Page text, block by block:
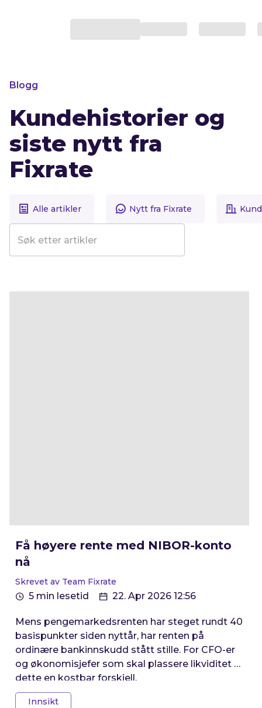
Blogg
Kundehistorier og
siste nytt fra
Fixrate
Alle artikler Nytt fra Fixrate
Få høyere rente med NIBOR-konto
nå
Skrevet av Team Fixrate
5 min lesetid 22. Apr 2026 12:56
Mens pengemarkedsrenten har steget rundt 40
basispunkter siden nyttår, har renten på
ordinære bankinnskudd stått stille. For CFO-er
og økonomisjefer som skal plassere likviditet er
dette en kostbar forskjell.
Innsikt